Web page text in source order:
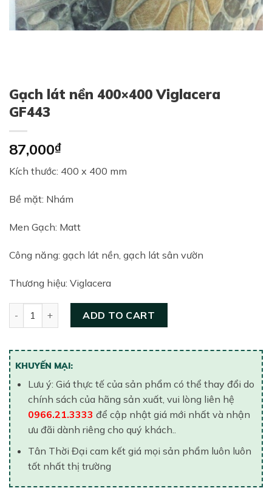
Gạch lát nền 400×400 Viglacera
GF443
87,000₫
Kích thước: 400 x 400 mm
Bề mặt: Nhám
Men Gạch: Matt
Công năng: gạch lát nền, gạch lát sân vườn
Thương hiệu: Viglacera
ADD TO CART
KHUYẾN MẠI:
Lưu ý: Giá thực tế của sản phẩm có thể thay đổi do
chính sách của hãng sản xuất, vui lòng liên hệ
0966.21.3333 để cập nhật giá mới nhất và nhận
ưu đãi dành riêng cho quý khách..
Tân Thời Đại cam kết giá mọi sản phẩm luôn luôn
tốt nhất thị trường